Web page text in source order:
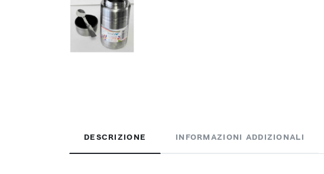
DESCRIZIONE INFORMAZIONI ADDIZIONALI